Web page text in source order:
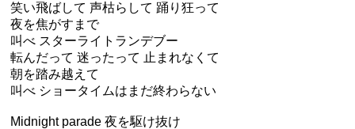
笑い飛ばして 声枯らして 踊り狂って
夜を焦がすまで
叫べ スターライトランデブー
転んだって 迷ったって 止まれなくて
朝を踏み越えて
叫べ ショータイムはまだ終わらない
Midnight parade 夜を駆け抜け